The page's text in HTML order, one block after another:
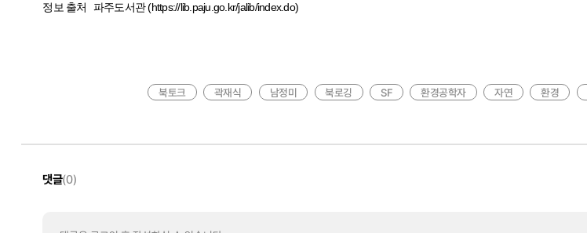
정보 출처
파주도서관 (https://lib.paju.go.kr/jalib/index.do)
북토크 곽재식 남정미 북로깅 SF 환경공학자 자연 환경
댓글(0)